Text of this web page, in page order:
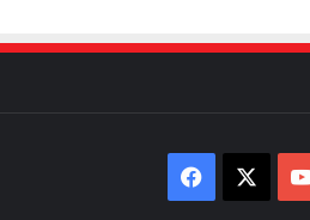
Facebook